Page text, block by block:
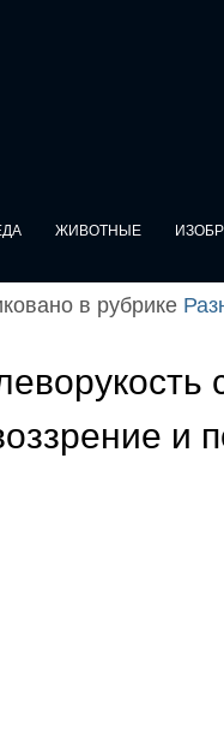
ЖИВОТНЫЕ
в рубрике
и